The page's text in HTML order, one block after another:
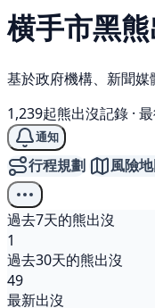
横手市黑熊
基於政府機構、新聞媒
1,239起熊出沒記錄 ·
通知
行程規劃 風險
過去7天的熊出沒
1
過去30天的熊出沒
49
最新出沒